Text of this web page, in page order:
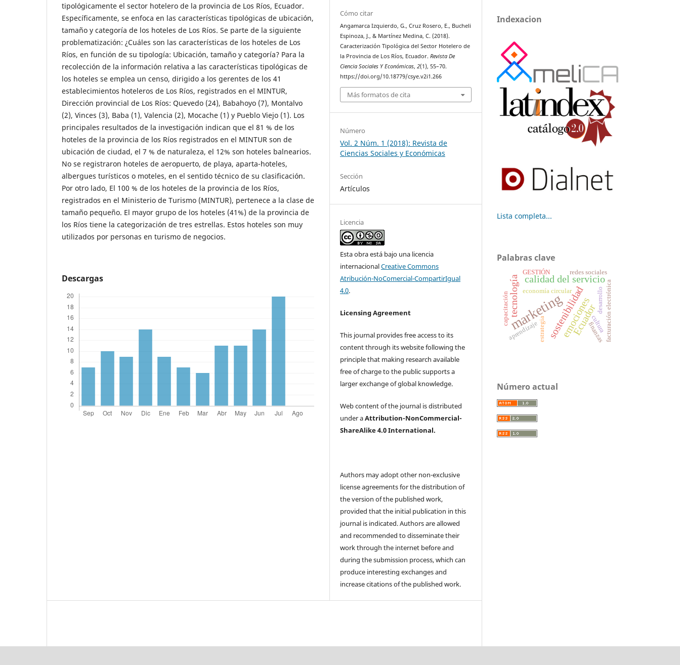
tipológicamente el sector hotelero de la provincia de Los Ríos, Ecuador.
Específicamente, se enfoca en las características tipológicas de ubicación,
tamaño y categoría de los hoteles de Los Ríos. Se parte de la siguiente
problematización: ¿Cuáles son las características de los hoteles de Los
Ríos, en función de su tipología: Ubicación, tamaño y categoría? Para la
recolección de la información relativa a las características tipológicas de
los hoteles se emplea un censo, dirigido a los gerentes de los 41
establecimientos hoteleros de Los Ríos, registrados en el MINTUR,
Dirección provincial de Los Ríos: Quevedo (24), Babahoyo (7), Montalvo
(2), Vinces (3), Baba (1), Valencia (2), Mocache (1) y Pueblo Viejo (1). Los
principales resultados de la investigación indican que el 81 % de los
hoteles de la provincia de los Ríos registrados en el MINTUR son de
ubicación de ciudad, el 7 % de naturaleza, el 12% son hoteles balnearios.
No se registraron hoteles de aeropuerto, de playa, aparta-hoteles,
albergues turísticos o moteles, en el sentido técnico de su clasificación.
Por otro lado, El 100 % de los hoteles de la provincia de los Ríos,
registrados en el Ministerio de Turismo (MINTUR), pertenece a la clase de
tamaño pequeño. El mayor grupo de los hoteles (41%) de la provincia de
los Ríos tiene la categorización de tres estrellas. Estos hoteles son muy
utilizados por personas en turismo de negocios.
Descargas
Cómo citar
Angamarca Izquierdo, G., Cruz Rosero, E., Bucheli
Espinoza, J., & Martínez Medina, C. (2018).
Caracterización Tipológica del Sector Hotelero de
la Provincia de Los Ríos, Ecuador.Revista De
Ciencia Sociales Y Económicas,2(1), 55–70.
https://doi.org/10.18779/csye.v2i1.266
Más formatos de cita
Número
Vol. 2 Núm. 1 (2018): Revista de
Ciencias Sociales y Económicas
Sección
Artículos
Licencia
Esta obra está bajo una licencia
internacionalCreative Commons
Atribución-NoComercial-CompartirIgual
4.0.
Licensing Agreement
This journal provides free access to its
content through its website following the
principle that making research available
free of charge to the public supports a
larger exchange of global knowledge.
Web content of the journal is distributed
under aAttribution-NonCommercial-
ShareAlike 4.0 International.
Authors may adopt other non-exclusive
license agreements for the distribution of
the version of the published work,
provided that the initial publication in this
journal is indicated. Authors are allowed
and recommended to disseminate their
work through the internet before and
during the submission process, which can
produce interesting exchanges and
increase citations of the published work.
Indexacion
Lista completa...
Palabras clave
marketingemociones
sostenibilidad
calidad del servicio
tecnología
Ecuadorcultura
capacitación economía circular
estrategia facturación electrónica
redes sociales
finanzas
desarrollo
GESTIÓN
aprendizaje
Número actual